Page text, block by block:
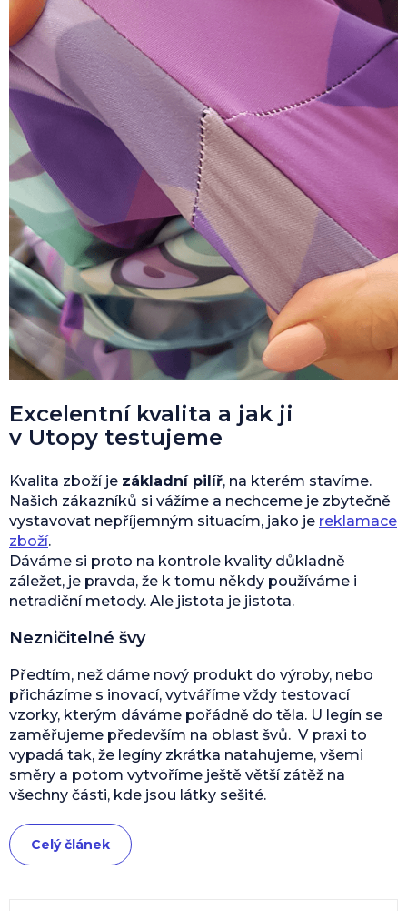
Excelentní kvalita a jak ji
v Utopy testujeme
Kvalita zboží je základní pilíř, na kterém stavíme.
Našich zákazníků si vážíme a nechceme je zbytečně
vystavovat nepříjemným situacím, jako je reklamace
zboží.
Dáváme si proto na kontrole kvality důkladně
záležet, je pravda, že k tomu někdy používáme i
netradiční metody. Ale jistota je jistota.
Nezničitelné švy
Předtím, než dáme nový produkt do výroby, nebo
přicházíme s inovací, vytváříme vždy testovací
vzorky, kterým dáváme pořádně do těla. U legín se
zaměřujeme především na oblast švů. V praxi to
vypadá tak, že legíny zkrátka natahujeme, všemi
směry a potom vytvoříme ještě větší zátěž na
všechny části, kde jsou látky sešité.
Celý článek